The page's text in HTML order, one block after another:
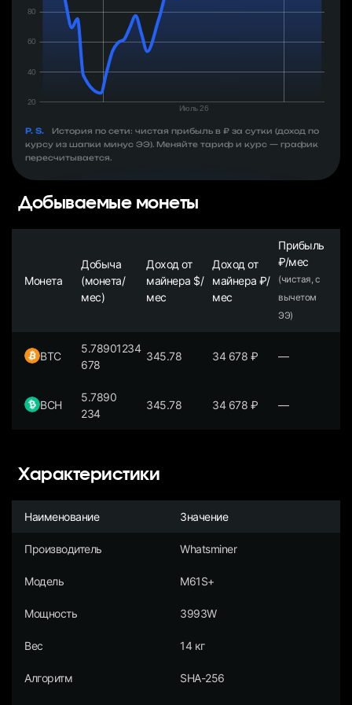
P. S.
История по сети: чистая прибыль в ₽ за сутки (доход по
курсу из шапки минус ЭЭ). Меняйте тариф и курс — график
пересчитывается.
Добываемые монеты
Монета
Добыча
(монета/
мес)
Доход от
майнера $/
мес
Доход от
майнера ₽/
мес
Прибыль
₽/мес
(чистая, с
вычетом
ЭЭ)
BTC
5.78901234
678
345.78 34 678 ₽ —
BCH
5.7890
234
345.78 34 678 ₽ —
Характеристики
Наименование Значение
Производитель Whatsminer
Модель M61S+
Мощность 3993W
Вес 14 кг
Алгоритм SHA-256